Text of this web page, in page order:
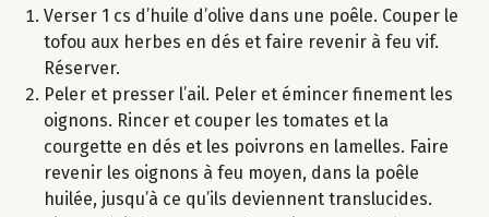
Verser 1 cs d’huile d’olive dans une poêle. Couper le
tofou aux herbes en dés et faire revenir à feu vif.
Réserver.
Peler et presser l’ail. Peler et émincer finement les
oignons. Rincer et couper les tomates et la
courgette en dés et les poivrons en lamelles. Faire
revenir les oignons à feu moyen, dans la poêle
huilée, jusqu’à ce qu’ils deviennent translucides.